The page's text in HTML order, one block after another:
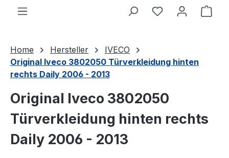
Aveți 0 articole
Home Hersteller
IVECO
Original Iveco 3802050 Türverkleidung hinten
rechts Daily 2006 - 2013
Original Iveco 3802050
Türverkleidung hinten rechts
Daily 2006 - 2013